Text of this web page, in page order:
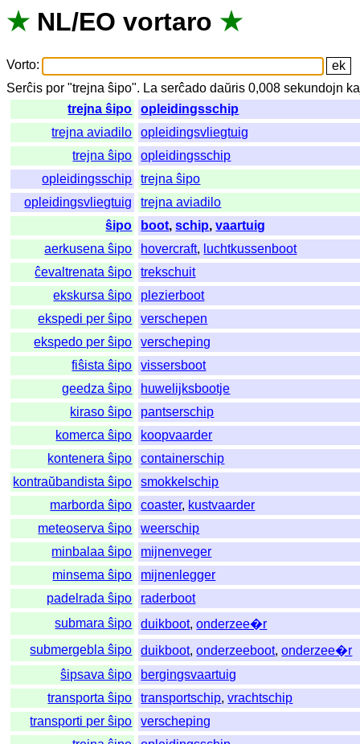
★ NL/EO vortaro ★
Vorto:
Serĉis por "trejna ŝipo". La serĉado daŭris 0,008sekundojn
trejna ŝipo
opleidingsschip
trejna aviadilo
opleidingsvliegtuig
trejna ŝipo
opleidingsschip
opleidingsschip
trejna ŝipo
opleidingsvliegtuig
trejna aviadilo
ŝipo
boot,schip,vaartuig
aerkusena ŝipo
hovercraft, luchtkussenboot
ĉevaltrenata ŝipo
trekschuit
ekskursa ŝipo
plezierboot
ekspedi per ŝipo
verschepen
ekspedo per ŝipo
verscheping
fiŝista ŝipo
vissersboot
geedza ŝipo
huwelijksbootje
kiraso ŝipo
pantserschip
komerca ŝipo
koopvaarder
kontenera ŝipo
containerschip
kontraŭbandista ŝipo
smokkelschip
marborda ŝipo
coaster, kustvaarder
meteoserva ŝipo
weerschip
minbalaa ŝipo
mijnenveger
minsema ŝipo
mijnenlegger
padelrada ŝipo
raderboot
submara ŝipo
duikboot,onderzee�r
submergebla ŝipo
duikboot,onderzeeboot,onderzee�r
ŝipsava ŝipo
bergingsvaartuig
transporta ŝipo
transportschip,vrachtschip
transporti per ŝipo
verscheping